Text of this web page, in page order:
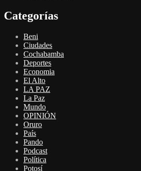
Categorías
Beni
Ciudades
Cochabamba
Deportes
Economia
El Alto
LA PAZ
La Paz
Mundo
OPINIÓN
Oruro
País
Pando
Podcast
Política
Potosí